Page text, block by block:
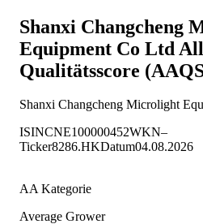
Shanxi Changcheng
Equipment Co Ltd
Qualitätsscore
Shanxi Changcheng Microlight
ISINCNE100000452WKN–
Ticker8286.HKDatum04.08.2026
AA Kategorie
Average Grower